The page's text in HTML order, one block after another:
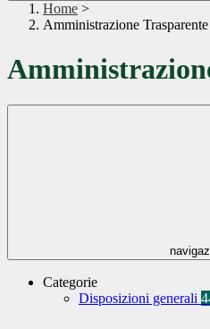
Home >
Amministrazione Trasparente
Categorie
Disposizioni generali